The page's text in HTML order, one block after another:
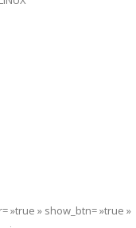
»true » show_btn= »true »